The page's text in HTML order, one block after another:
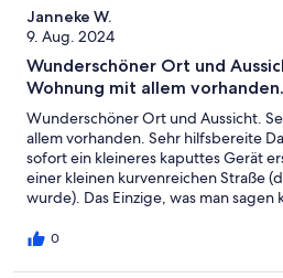
Janneke W.
9. Aug. 2024
Wunderschöner Ort und
Wohnung mit allem
Wunderschöner Ort und Aussicht.
allem vorhanden. Sehr hilfsbereite
sofort ein kleineres kaputtes Gerät
einer kleinen kurvenreichen Straße
wurde). Das Einzige, was man sagen
Aufenthalt hier genossen
0